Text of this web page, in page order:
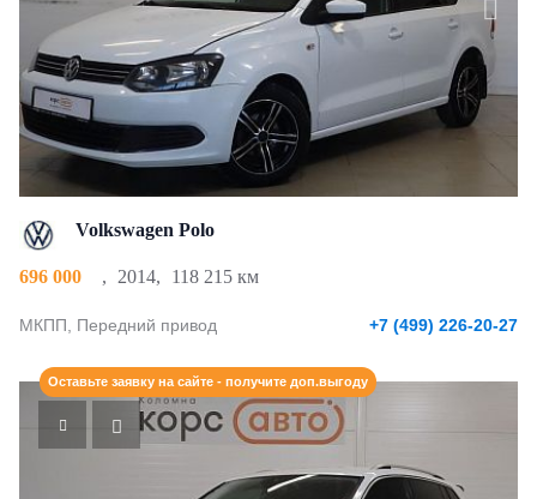
Volkswagen Polo
696 000 , 2014, 118 215 км
МКПП, Передний привод +7 (499) 226-20-27
Оставьте заявку на сайте - получите доп.выгоду